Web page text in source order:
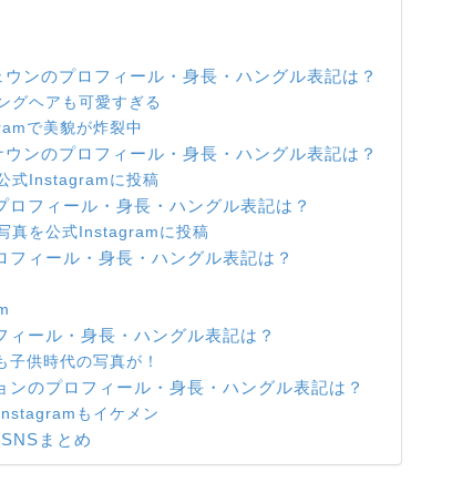
ンのプロフィール・身長・ハングル表記は？
グヘアも可愛すぎる
で美貌が炸裂中
ンのプロフィール・身長・ハングル表記は？
式Instagramに投稿
フィール・身長・ハングル表記は？
真を公式Instagramに投稿
ィール・身長・ハングル表記は？
ール・身長・ハングル表記は？
供時代の写真が！
のプロフィール・身長・ハングル表記は？
もイケメン
まとめ